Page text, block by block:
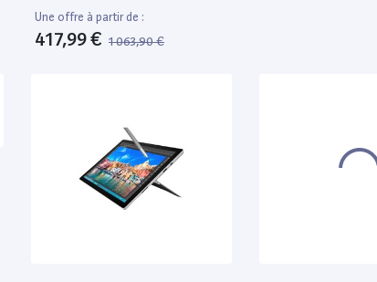
Une offre à partir de :
417,99 € 1 063,90 €